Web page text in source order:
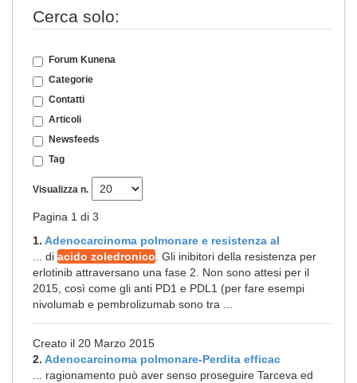
Cerca solo:
Forum Kunena
Categorie
Contatti
Articoli
Newsfeeds
Tag
Visualizza n.
Pagina 1 di 3
1. Adenocarcinoma polmonare e resistenza al
... di acido zoledronico . Gli inibitori della resistenza per
erlotinib attraversano una fase 2. Non sono attesi per il
2015, così come gli anti PD1 e PDL1 (per fare esempi
nivolumab e pembrolizumab sono tra ...
Creato il 20 Marzo 2015
2. Adenocarcinoma polmonare-Perdita efficac
... ragionamento può aver senso proseguire Tarceva ed